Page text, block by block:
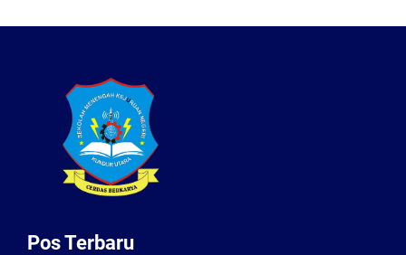
Pos Terbaru